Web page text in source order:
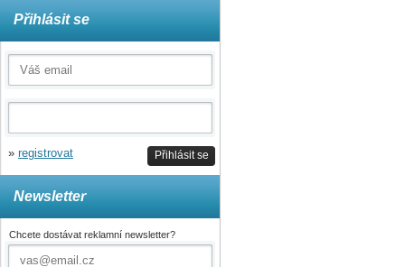
Přihlásit se
Přihlásit se
» registrovat
Newsletter
Chcete dostávat reklamní newsletter?